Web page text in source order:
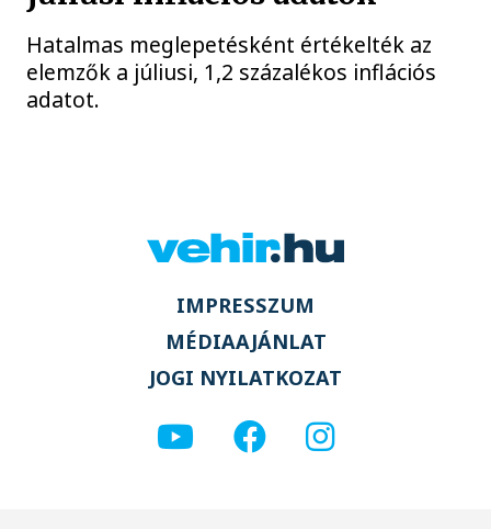
Hatalmas meglepetésként értékelték az
elemzők a júliusi, 1,2 százalékos inflációs
adatot.
IMPRESSZUM
MÉDIAAJÁNLAT
JOGI NYILATKOZAT